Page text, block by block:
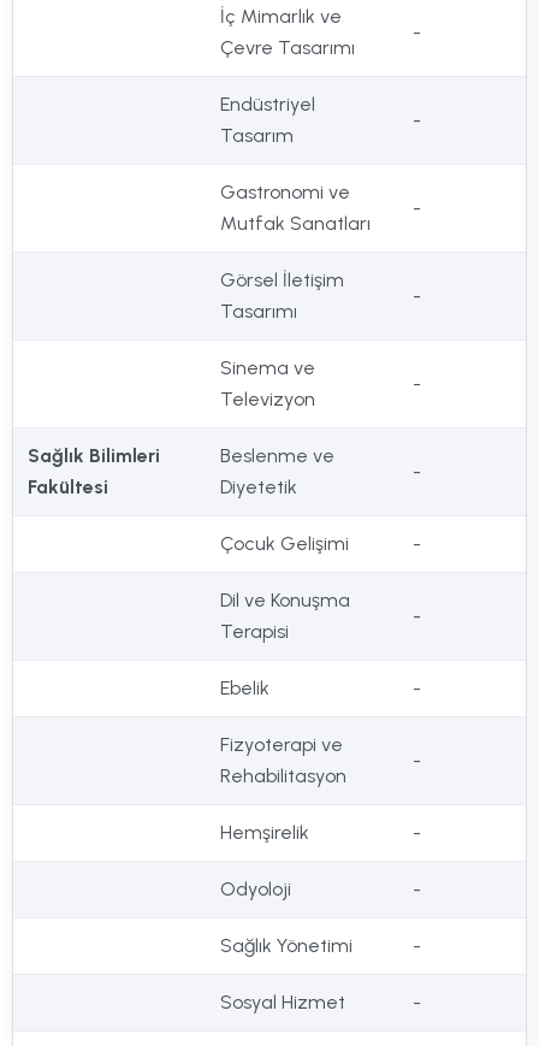
İç Mimarlık ve
Çevre Tasarımı
-
Endüstriyel
Tasarım
-
Gastronomi ve
Mutfak Sanatları
-
Görsel İletişim
Tasarımı
-
Sinema ve
Televizyon
-
Sağlık Bilimleri
Fakültesi
Beslenme ve
Diyetetik
-
Çocuk Gelişimi -
Dil ve Konuşma
Terapisi
-
Ebelik -
Fizyoterapi ve
Rehabilitasyon
-
Hemşirelik -
Odyoloji -
Sağlık Yönetimi -
Sosyal Hizmet -